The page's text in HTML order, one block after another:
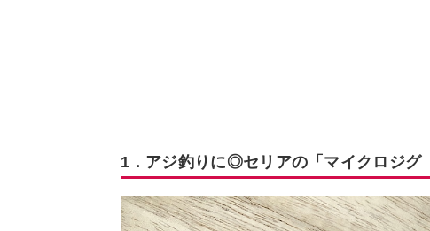
1．アジ釣りに◎セリアの「マイクロジグ